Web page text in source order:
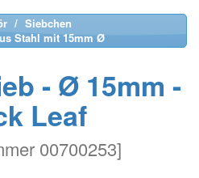
Siebchen
Stahl mit 15mm Ø
- Ø 15mm -
Leaf
00700253]